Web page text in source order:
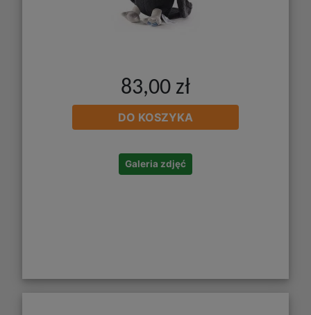
83,00 zł
DO KOSZYKA
Galeria zdjęć